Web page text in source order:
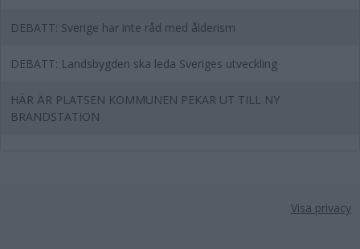
DEBATT: Sverige har inte råd med ålderism
DEBATT: Landsbygden ska leda Sveriges utveckling
HÄR ÄR PLATSEN KOMMUNEN PEKAR UT TILL NY
BRANDSTATION
Visa privacy